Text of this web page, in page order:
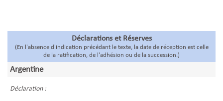
Déclarations et Réserves
(En l'absence d'indication précédant le texte, la date de réception est celle
de la ratification, de l'adhésion ou de la succession.)
Argentine
Déclaration :